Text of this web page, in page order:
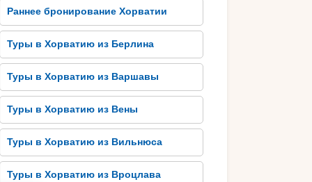
Раннее бронирование Хорватии
Туры в Хорватию из Берлина
Туры в Хорватию из Варшавы
Туры в Хорватию из Вены
Туры в Хорватию из Вильнюса
Туры в Хорватию из Вроцлава